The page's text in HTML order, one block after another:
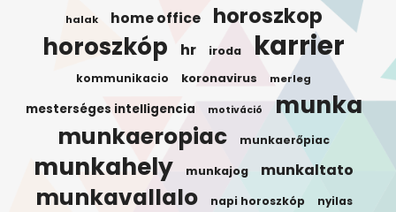
halak home office horoszkop
horoszkóp hr iroda karrier
kommunikacio koronavirus merleg
mesterséges intelligencia motiváció munka
munkaeropiac munkaerőpiac
munkahely munkajog munkaltato
munkavallalo napi horoszkóp nyilas